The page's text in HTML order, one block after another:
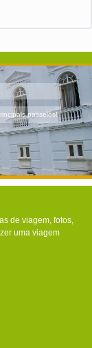
passeios!
de viagem, fotos,
uma viagem